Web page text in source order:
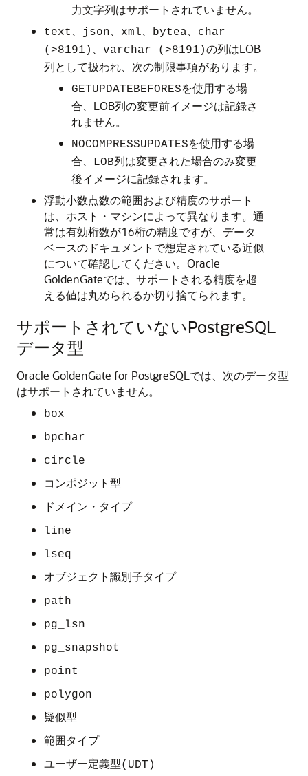
力文字列はサポートされていません。
text json xml bytea
char
(>8191)
varchar (>8191)の列はLOB
列として扱われ、次の制限事項があります。
GETUPDATEBEFORESを使用する場
合、LOB列の変更前イメージは記録さ
れません。
NOCOMPRESSUPDATESを使用する場
合、
LOB列は変更された場合のみ変更
後イメージに記録されます。
浮動小数点数の範囲および精度のサポート
は、ホスト・マシンによって異なります。通
常は有効桁数が16桁の精度ですが、データ
ベースのドキュメントで想定されている近似
について確認してください。Oracle
GoldenGateでは、サポートされる精度を超
える値は丸められるか切り捨てられます。
サポートされていないPostgreSQL
データ型
Oracle GoldenGate for PostgreSQLでは、次のデータ型
はサポートされていません。
box
bpchar
circle
コンポジット型
ドメイン・タイプ
line
lseq
オブジェクト識別子タイプ
path
pg_lsn
pg_snapshot
point
polygon
疑似型
範囲タイプ
ユーザー定義型(UDT)